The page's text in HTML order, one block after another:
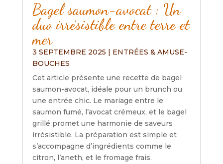
Bagel saumon-avocat : Un
duo irrésistible entre terre et
mer
3 SEPTEMBRE 2025
ENTRÉES & AMUSE-
BOUCHES
Cet article présente une recette de bagel
saumon-avocat, idéale pour un brunch ou
une entrée chic. Le mariage entre le
saumon fumé, l’avocat crémeux, et le bagel
grillé promet une harmonie de saveurs
irrésistible. La préparation est simple et
s’accompagne d’ingrédients comme le
citron, l’aneth, et le fromage frais.